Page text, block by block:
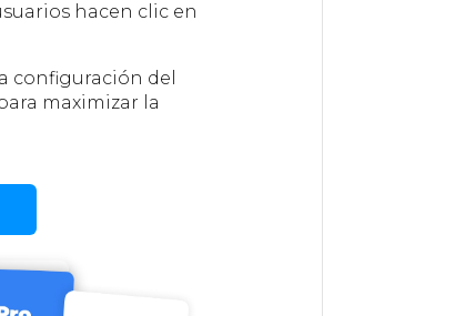
hacen clic en
configuración del
maximizar la